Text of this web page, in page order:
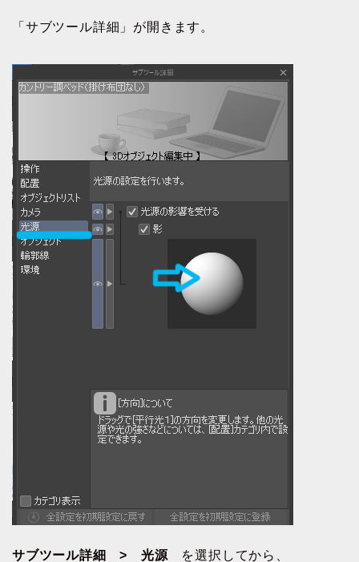
「サブツール詳細」が開きます。
サブツール詳細 > 光源 を選択してから、